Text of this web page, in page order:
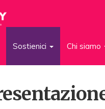
Sostienici Chi siamo